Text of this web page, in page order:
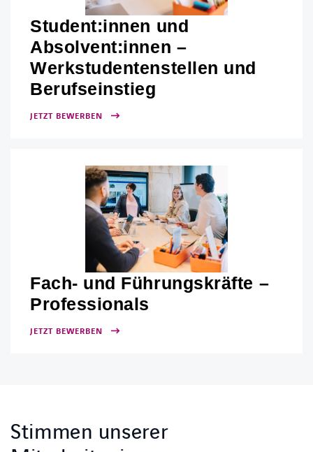
Student:innen und
Absolvent:innen –
Werkstudentenstellen und
Berufseinstieg
JETZT BEWERBEN
Fach- und Führungskräfte –
Professionals
JETZT BEWERBEN
Stimmen unserer